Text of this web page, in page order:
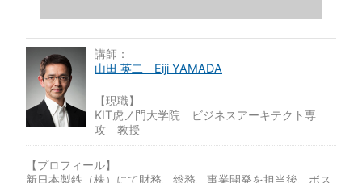
講師：
山田 英二 Eiji YAMADA
【現職】
KIT虎ノ門大学院 ビジネスアーキテクト専
攻 教授
【プロフィール】
新日本製鉄（株）にて財務、総務、事業開発を担当後、ボス